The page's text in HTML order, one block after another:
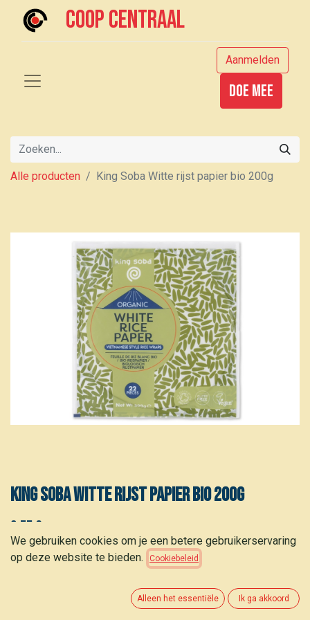
Coop centraal
Aanmelden
Doe mee
Alle producten King Soba Witte rijst papier bio 200g
King Soba Witte rijst papier bio 200g
3,55 €
TOEVOEGEN AAN WINKELMANDJE
We gebruiken cookies om je een betere gebruikerservaring
op deze website te bieden.
Cookiebeleid
Alleen het essentiële Ik ga akkoord